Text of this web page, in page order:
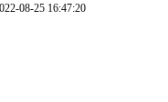
08-25 16:47:20